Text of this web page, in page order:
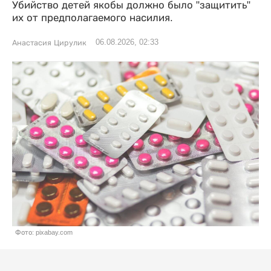
Убийство детей якобы должно было "защитить"
их от предполагаемого насилия.
Анастасия Цирулик 06.08.2026, 02:33
Фото: pixabay.com